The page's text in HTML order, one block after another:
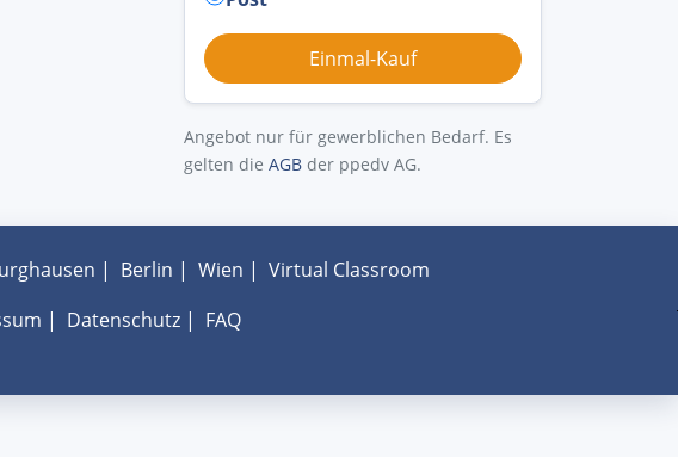
Angebot nur für gewerblichen Bedarf. Es
gelten die AGB der ppedv AG.
| Berlin | Wien | Virtual Classroom
| Datenschutz| FAQ